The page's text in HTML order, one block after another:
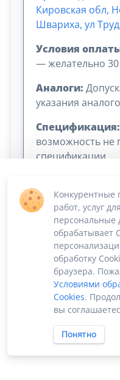
Кировская обл,
Швариха, ул
Условия
— желательно
Аналоги:
указания
Спецификация:
возможность не
спецификации
Сумма лота: 950
Конкурентные
работ, услуг
персональные
обрабатывает
обработку
браузера.
Условиями
Cookies.
вы
Понятно